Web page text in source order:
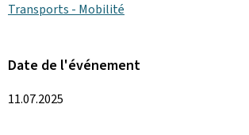
Transports - Mobilité
Date de l'événement
11.07.2025